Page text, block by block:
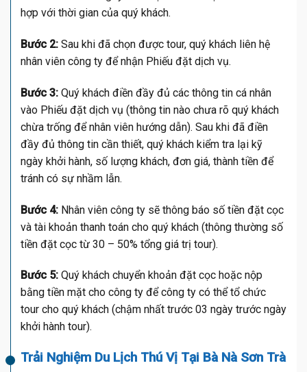
hợp với thời gian của quý khách.
Bước 2: Sau khi đã chọn được tour, quý khách liên hệ
nhân viên công ty để nhận Phiếu đặt dịch vụ.
Bước 3: Quý khách điền đầy đủ các thông tin cá nhân
vào Phiếu đặt dịch vụ (thông tin nào chưa rõ quý khách
chừa trống để nhân viên hướng dẫn). Sau khi đã điền
đầy đủ thông tin cần thiết, quý khách kiểm tra lại kỹ
ngày khởi hành, số lượng khách, đơn giá, thành tiền để
tránh có sự nhầm lẫn.
Bước 4: Nhân viên công ty sẽ thông báo số tiền đặt cọc
và tài khoản thanh toán cho quý khách (thông thường số
tiền đặt cọc từ 30 – 50% tổng giá trị tour).
Bước 5: Quý khách chuyển khoản đặt cọc hoặc nộp
bằng tiền mặt cho công ty để công ty có thể tổ chức
tour cho quý khách (chậm nhất trước 03 ngày trước ngày
khởi hành tour).
Trải Nghiệm Du Lịch Thú Vị Tại Bà Nà Sơn Trà